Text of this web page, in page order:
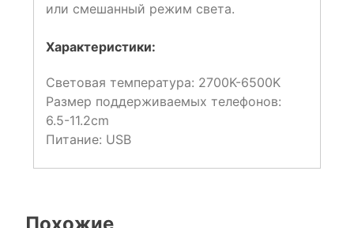
или смешанный режим света.
Характеристики:
Световая температура: 2700K-6500K
Размер поддерживаемых телефонов:
6.5-11.2cm
Питание: USB